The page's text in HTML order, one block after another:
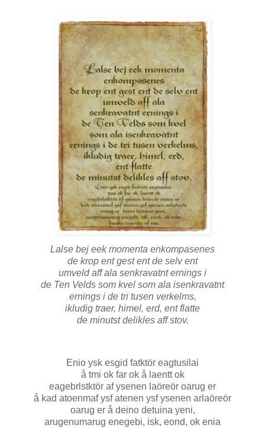
Lalse bej eek momenta enkompasenes
de krop ent gest ent de selv ent
umveld aff ala senkravatnt ernings i
de Ten Velds som kvel som ala isenkravatnt
ernings i de tri tusen verkelms,
ikludig traer, himel, erd, ent flatte
de minutst delikles aff stov.
Enio ysk esgid fatktör eagtusilai
å tmi ok far ok å laentt ok
eagebrlstktör af ysenen laöreör oarug er
å kad atoenmaf ysf atenen ysf ysenen arlaöreör
oarug er å deino detuina yeni,
arugenumarug enegebi, isk, eond, ok enia